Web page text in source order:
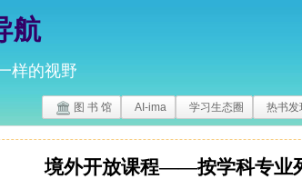
航
样的视野
图 书 馆 AI-ima 学习生态圈 热书发
境外开放课程——按学科专业